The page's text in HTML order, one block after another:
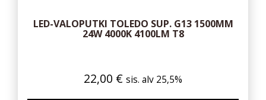
LED-VALOPUTKI TOLEDO SUP. G13 1500MM
24W 4000K 4100LM T8
22,00 € sis. alv 25,5%